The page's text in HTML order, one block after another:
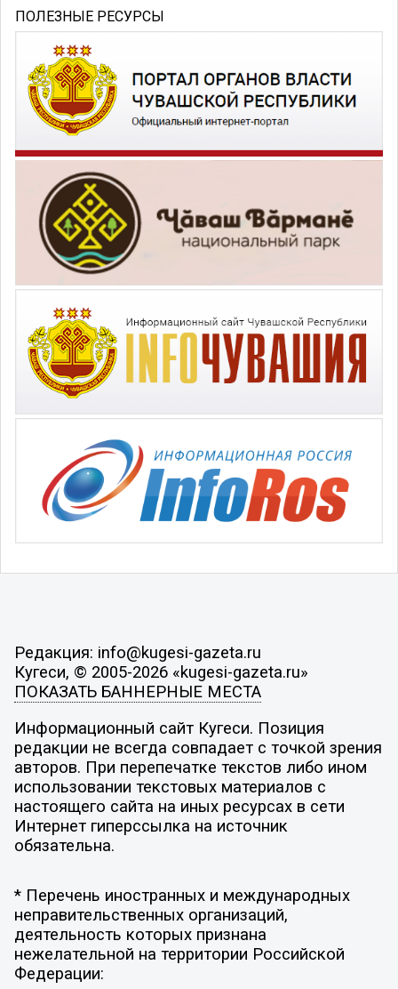
ПОЛЕЗНЫЕ РЕСУРСЫ
Редакция: info@kugesi-gazeta.ru
Кугеси, © 2005-2026 «kugesi-gazeta.ru»
ПОКАЗАТЬ БАННЕРНЫЕ МЕСТА
Информационный сайт Кугеси. Позиция
редакции не всегда совпадает с точкой зрения
авторов. При перепечатке текстов либо ином
использовании текстовых материалов с
настоящего сайта на иных ресурсах в сети
Интернет гиперссылка на источник
обязательна.
* Перечень иностранных и международных
неправительственных организаций,
деятельность которых признана
нежелательной на территории Российской
Федерации: